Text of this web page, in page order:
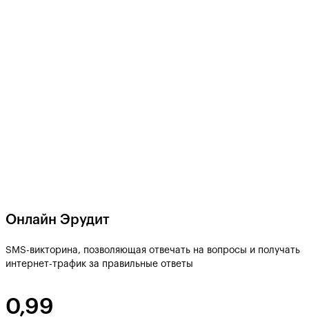
Онлайн Эрудит
SMS-викторина, позволяющая отвечать на вопросы и получать
интернет-трафик за правильные ответы
0,99